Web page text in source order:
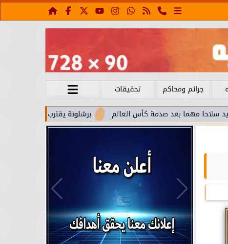
جرائم ومحاكم
تحقيقات
برشلونة يقترب من استعادة جواو كانسيلو
بعد صدمة كأس العالم